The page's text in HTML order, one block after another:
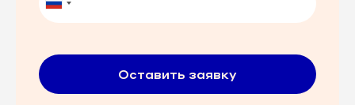
Оставить заявку